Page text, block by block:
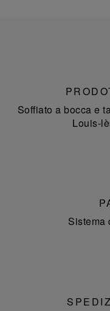
Soffiato a bocca e
Louis-
Sistema